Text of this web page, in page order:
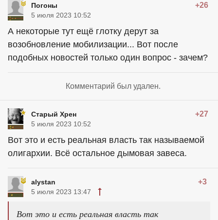
Погоны +26
5 июля 2023 10:52
А некоторые тут ещё глотку дерут за
возобновление мобилизации... Вот после
подобных новостей только один вопрос - зачем?
Комментарий был удален.
Старый Хрен +27
5 июля 2023 10:52
Вот это и есть реальная власть так называемой
олигархии. Всё остальное дымовая завеса.
alystan +3
5 июля 2023 13:47
Вот это и есть реальная власть так